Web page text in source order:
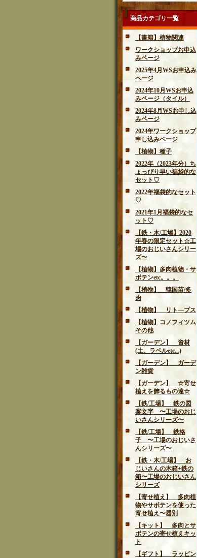
商品カテゴリ一覧
【書籍】植物関連
ワークショップお申込
みページ
2025年4月WSお申込み
ページ
2024年10月WSお申込
みページ（タイル）
2024年8月WSお申し込
みページ
2024年ワークショップ
申し込みページ
【植物】種子
2022年（2023年分）ち
ょっぴり早い福袋的な
セット♡
2022年福袋的なセット
♡
2021年1月福袋的なセ
ット♡
【鉄・木/工場】2020
年春の限定セット☆工
場のおじいさんシリー
ズ〜
【植物】多肉植物・サ
ボテンetc。。。
【植物】 韓国苗/多
肉
【植物】 リト―プス
【植物】コノフィツム
その他
【ガーデン】 資材
(土、ラベルetc...)
【ガーデン】 ガーデ
ン雑貨
【ガーデン】 ☆寄せ
植えを飾るもの達☆
【鉄/工場】 鉄の図
案文字 〜工場のおじ
いさんシリーズ〜
【鉄/工場】 鉄格
子 〜工場のおじいさ
んシリーズ〜
【鉄・木/工場】 お
じいさんの木箱+鉄の
箱〜工場のおじいさん
シリーズ
【寄せ植え】 多肉植
物やサボテンを使った
寄せ植え〜器別
【キット】 多肉とサ
ボテンの寄せ植えキッ
ト
【ギフト】 ラッピン